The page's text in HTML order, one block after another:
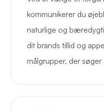
kommunikerer du
naturlige og
dit brands tillid og
målgrupper, der